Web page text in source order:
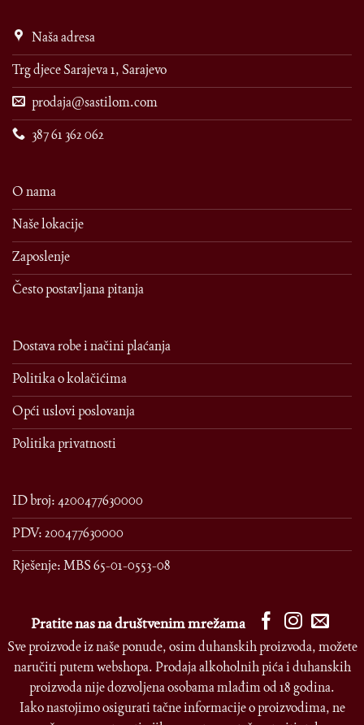
Naša adresa
Trg djece Sarajeva 1, Sarajevo
prodaja@sastilom.com
387 61 362 062
O nama
Naše lokacije
Zaposlenje
Često postavljana pitanja
Dostava robe i načini plaćanja
Politika o kolačićima
Opći uslovi poslovanja
Politika privatnosti
ID broj: 4200477630000
PDV: 200477630000
Rješenje: MBS 65-01-0553-08
Pratite nas na društvenim mrežama
Sve proizvode iz naše ponude, osim duhanskih proizvoda, možete
naručiti putem webshopa. Prodaja alkoholnih pića i duhanskih
proizvoda nije dozvoljena osobama mlađim od 18 godina.
Iako nastojimo osigurati tačne informacije o proizvodima, ne